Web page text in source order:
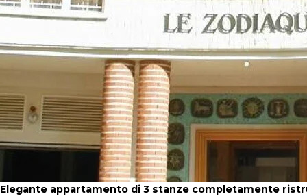
Elegante appartamento di 3 stanze completamente